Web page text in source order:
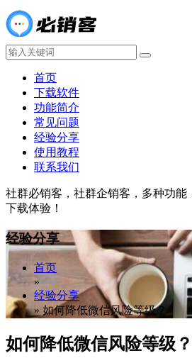
首页
下载软件
功能简介
常见问题
经验分享
使用教程
联系我们
社群必销客，社群企销客，多种功能
下载体验！
经验分享
首页
»
经验分享
» 如何降低微信风险等级？
如何降低微信风险等级？